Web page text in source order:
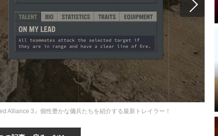
Alliance 3』個性豊かな傭兵たちを紹介する最新トレイラー！